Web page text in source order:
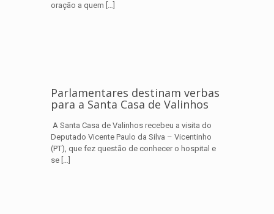
oração a quem […]
Parlamentares destinam verbas
para a Santa Casa de Valinhos
A Santa Casa de Valinhos recebeu a visita do
Deputado Vicente Paulo da Silva – Vicentinho
(PT), que fez questão de conhecer o hospital e
se […]